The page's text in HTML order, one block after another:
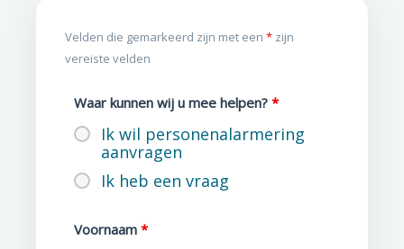
Velden die gemarkeerd zijn met een * zijn
vereiste velden
Waar kunnen wij u mee helpen? *
Ik wil personenalarmering
aanvragen
Ik heb een vraag
Voornaam *